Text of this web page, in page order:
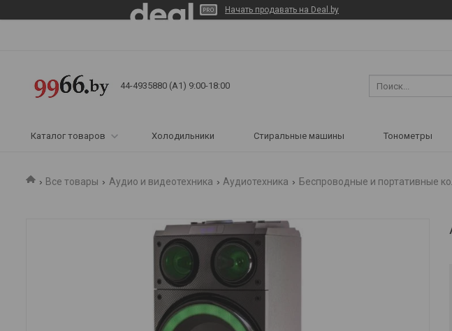
Начать продавать на Deal.by
44-4935880 (A1) 9:00-18:00
Каталог товаров Холодильники Стиральные машины Тонометры
Все товары Аудио и видеотехника Аудиотехника Беспроводные и портативные